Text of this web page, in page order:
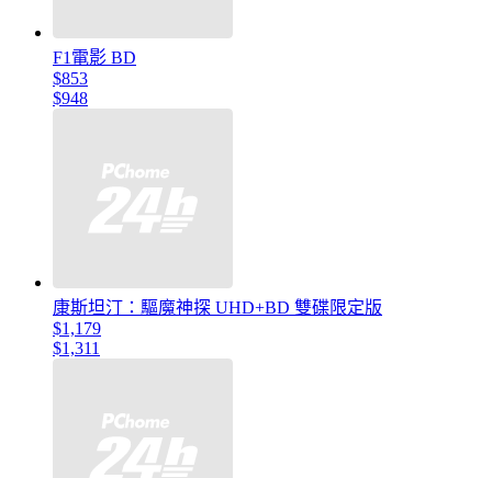
F1電影 BD
$853
$948
康斯坦汀：驅魔神探 UHD+BD 雙碟限定版
$1,179
$1,311